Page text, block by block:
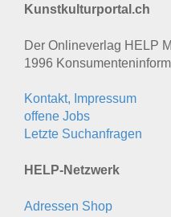
Kunstkulturportal.ch
Der Onlineverlag HELP
1996
Kontakt, Impressum
offene Jobs
Letzte Suchanfragen
HELP-Netzwerk
Adressen Shop